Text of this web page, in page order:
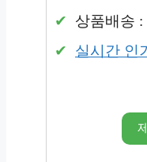
상품배송
실시간 인